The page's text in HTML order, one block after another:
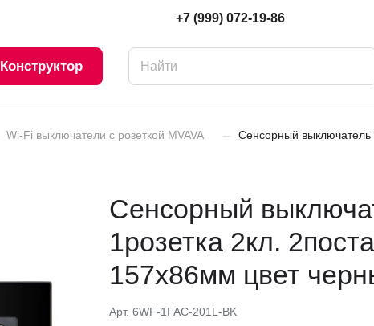
+7 (999) 072-19-86
Конструктор
Wi-Fi выключатели с розеткой MVAVA –
Сенсорный выключатель
Сенсорный
1розетка 2кл.
157х86мм цвет
Арт. 6WF-1FAC-201L-BK